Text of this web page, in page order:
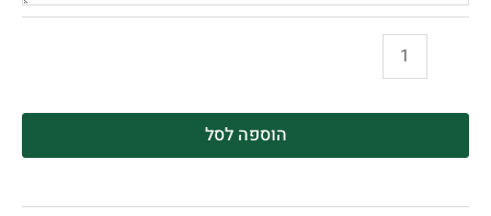
הוספה לסל